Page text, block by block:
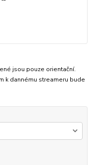
jsou pouze orientační.
k dannému streameru bude